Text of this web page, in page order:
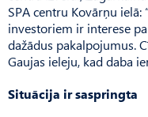
SPA centru Kovārņu
investoriem ir interese
dažādus pakalpojumus.
Gaujas ieleju, kad daba
Situācija ir saspringta